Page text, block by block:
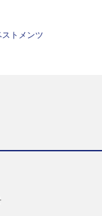
トメンツ